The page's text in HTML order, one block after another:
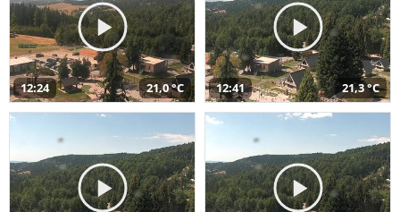
12:24 21,0 °C 12:41 21,3 °C